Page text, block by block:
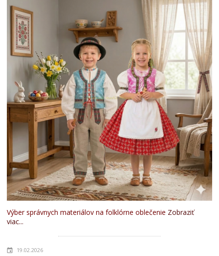
Výber správnych materiálov na folklórne oblečenie Zobraziť
viac...
19.02.2026